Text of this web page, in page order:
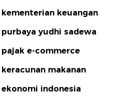
kementerian keuangan
purbaya yudhi sadewa
pajak e-commerce
keracunan makanan
ekonomi indonesia